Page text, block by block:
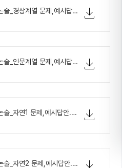
2021학년도 숭실대 논술_경상계열 문제,예시답안.pdf
2021학년도 숭실대 논술_인문계열 문제,예시답안.pdf
2021학년도 숭실대 논술_자연1 문제,예시답안.pdf
2021학년도 숭실대 논술_자연2 문제,예시답안.pdf